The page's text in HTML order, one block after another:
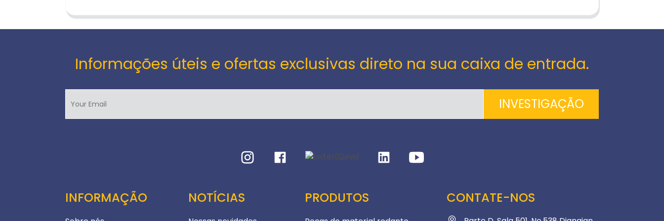
Informações úteis e ofertas exclusivas direto na sua caixa de entrada.
INVESTIGAÇÃO
INFORMAÇÃO NOTÍCIAS PRODUTOS CONTATE-NOS